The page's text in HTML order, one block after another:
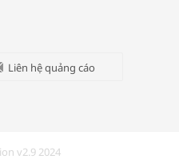
cho em
Liên hệ quảng cáo
v2.9 2024